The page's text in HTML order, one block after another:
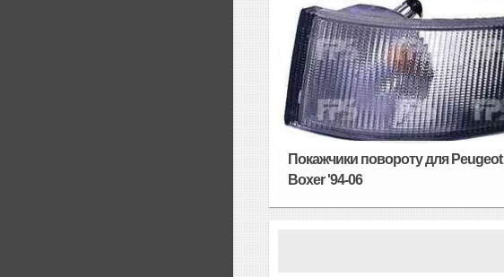
Покажчики повороту для Peugeot
Boxer '94-06